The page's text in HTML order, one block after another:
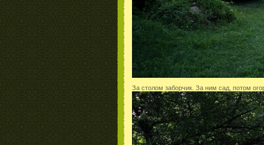
За столом заборчик. За ним сад, потом